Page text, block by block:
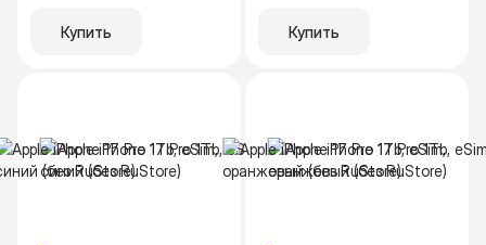
Купить Купить